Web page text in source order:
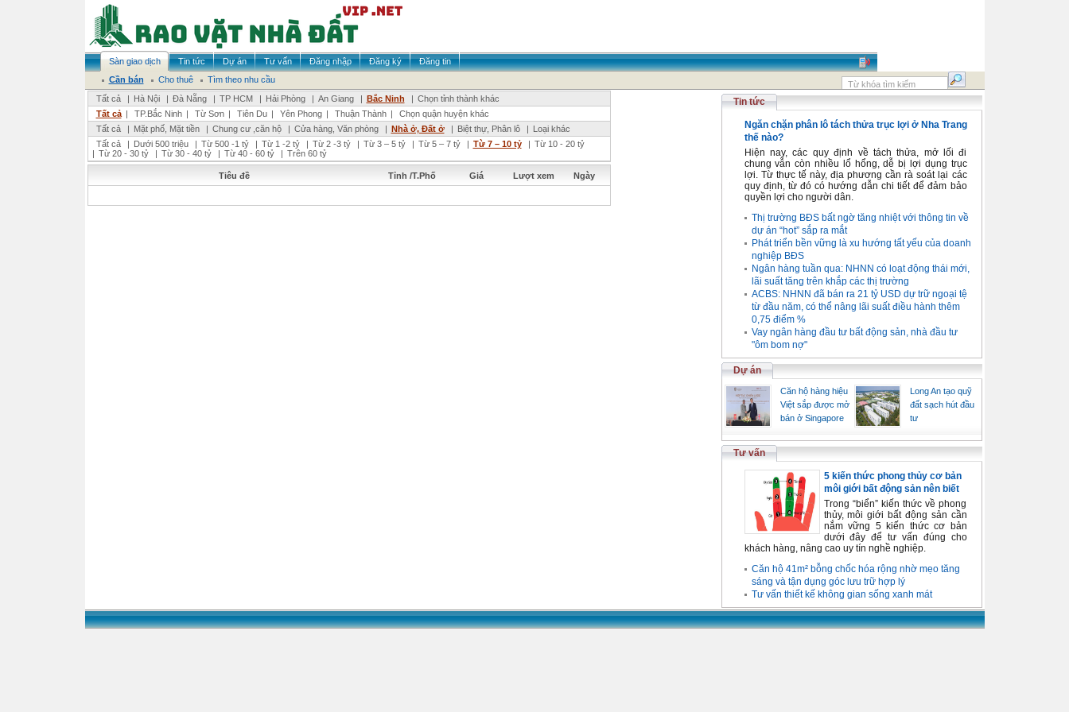
Sàn giao dịch Tin tức Dự án Tư vấn Đăng nhập Đăng ký
Đăng tin
Cần bán
Cho thuê
Tìm theo nhu cầu
Tất cả
| Hà Nội | Đà Nẵng | TP HCM | Hải Phòng | An Giang | Bắc Ninh | Chọn tỉnh thành khác
Tất cả | TP.Bắc Ninh | Từ Sơn | Tiên Du | Yên Phong | Thuận Thành |
Chọn quận huyện khác
Tất cả
| Mặt phố, Mặt tiền | Chung cư ,căn hộ | Cửa hàng, Văn phòng | Nhà ở, Đất ở | Biệt thự, Phân lô | Loại khác
Tất cả
| Dưới 500 triệu | Từ 500 -1 tỷ | Từ 1 -2 tỷ | Từ 2 -3 tỷ | Từ 3 – 5 tỷ | Từ 5 – 7 tỷ | Từ 7 – 10 tỷ | Từ 10 - 20 tỷ
| Từ 20 - 30 tỷ | Từ 30 - 40 tỷ | Từ 40 - 60 tỷ | Trên 60 tỷ
Tiêu đề Tỉnh /T.Phố Giá Lượt xem Ngày
Tin tức
Ngăn chặn phân lô tách thửa trục lợi ở Nha Trang
thế nào?
Hiện nay, các quy định về tách thửa, mở lối đi
chung vẫn còn nhiều lổ hổng, dễ bị lợi dụng trục
lợi. Từ thực tế này, địa phương cần rà soát lại các
quy định, từ đó có hướng dẫn chi tiết để đảm bảo
quyền lợi cho người dân.
Thị trường BĐS bất ngờ tăng nhiệt với thông tin về
dự án “hot” sắp ra mắt
Phát triển bền vững là xu hướng tất yếu của doanh
nghiệp BĐS
Ngân hàng tuần qua: NHNN có loạt động thái mới,
lãi suất tăng trên khắp các thị trường
ACBS: NHNN đã bán ra 21 tỷ USD dự trữ ngoại tệ
từ đầu năm, có thể nâng lãi suất điều hành thêm
0,75 điểm %
Vay ngân hàng đầu tư bất động sản, nhà đầu tư
"ôm bom nợ"
Dự án
Căn hộ hàng hiệu
Việt sắp được mở
bán ở Singapore
Long An tạo quỹ
đất sạch hút đầu
tư
Tư vấn
5 kiến thức phong thủy cơ bản
môi giới bất động sản nên biết
Trong “biển” kiến thức về phong
thủy, môi giới bất động sản cần
nắm vững 5 kiến thức cơ bản
dưới đây để tư vấn đúng cho
khách hàng, nâng cao uy tín nghề nghiệp.
Căn hộ 41m² bỗng chốc hóa rộng nhờ mẹo tăng
sáng và tận dụng góc lưu trữ hợp lý
Tư vấn thiết kế không gian sống xanh mát